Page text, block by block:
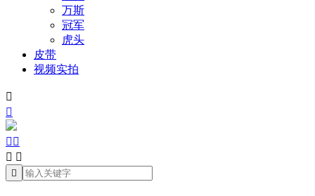
万斯
冠军
虎头
皮带
视频实拍


 
 
